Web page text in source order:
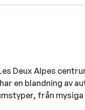
Deux Alpes
en blandning av
från
fint badrum.